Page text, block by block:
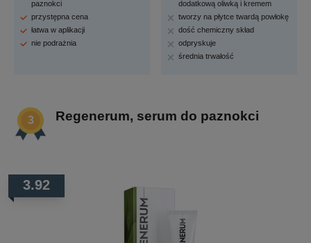
paznokci
przystępna cena
łatwa w aplikacji
nie podrażnia
dodatkową oliwką i kremem
tworzy na płytce twardą powłokę
dość chemiczny skład
odpryskuje
średnia trwałość
Regenerum, serum do paznokci
3.92